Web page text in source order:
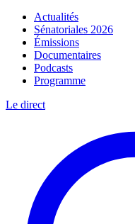
Actualités
Sénatoriales 2026
Émissions
Documentaires
Podcasts
Programme
Le direct